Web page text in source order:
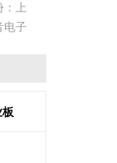
：上
电子
比
净